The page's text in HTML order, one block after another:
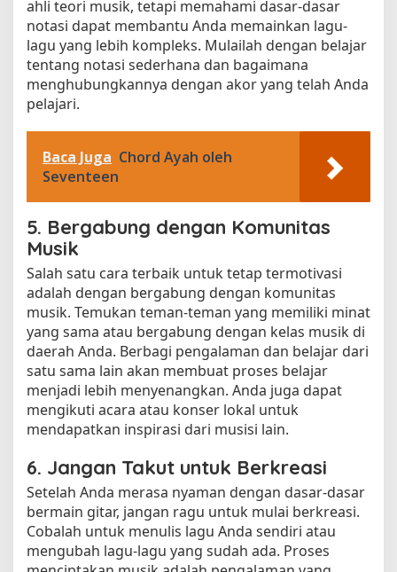
ahli teori musik, tetapi memahami dasar-dasar
notasi dapat membantu Anda memainkan lagu-
lagu yang lebih kompleks. Mulailah dengan belajar
tentang notasi sederhana dan bagaimana
menghubungkannya dengan akor yang telah Anda
pelajari.
Baca Juga Chord Ayah oleh
Seventeen
5. Bergabung dengan Komunitas
Musik
Salah satu cara terbaik untuk tetap termotivasi
adalah dengan bergabung dengan komunitas
musik. Temukan teman-teman yang memiliki minat
yang sama atau bergabung dengan kelas musik di
daerah Anda. Berbagi pengalaman dan belajar dari
satu sama lain akan membuat proses belajar
menjadi lebih menyenangkan. Anda juga dapat
mengikuti acara atau konser lokal untuk
mendapatkan inspirasi dari musisi lain.
6. Jangan Takut untuk Berkreasi
Setelah Anda merasa nyaman dengan dasar-dasar
bermain gitar, jangan ragu untuk mulai berkreasi.
Cobalah untuk menulis lagu Anda sendiri atau
mengubah lagu-lagu yang sudah ada. Proses